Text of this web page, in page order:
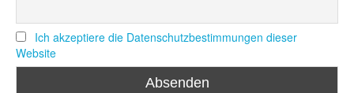
Ich akzeptiere die Datenschutzbestimmungen dieser
Website